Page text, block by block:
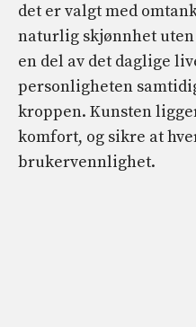
det er valgt med
naturlig skjønnhet
en del av det daglige
personligheten
kroppen. Kunsten
komfort, og sikre at
brukervennlighet.